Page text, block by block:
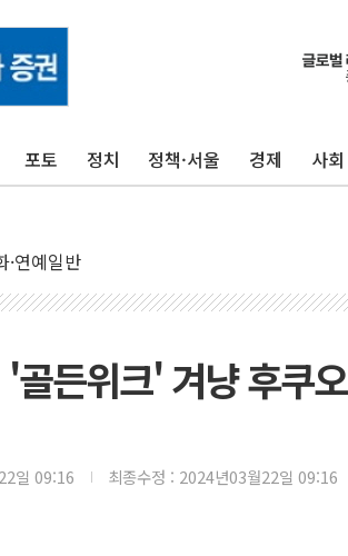
포토 정치 정책·서울 경제 사회
·연예일반
든위크' 겨냥 후쿠
일 09:16 최종수정 : 2024년03월22일 09:16